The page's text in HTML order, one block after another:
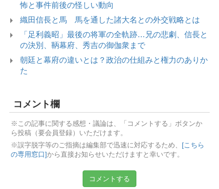
怖と事件前後の怪しい動向
織田信長と馬 馬を通した諸大名との外交戦略とは
「足利義昭」最後の将軍の全軌跡…兄の悲劇、信長と
の決別、鞆幕府、秀吉の御伽衆まで
朝廷と幕府の違いとは？政治の仕組みと権力のありか
た
コメント欄
※この記事に関する感想・議論は、「コメントする」ボタンか
ら投稿（要会員登録）いただけます。
※誤字脱字等のご指摘は編集部で迅速に対応するため、
[こちら
の専用窓口]から直接お知らせいただけますと幸いです。
コメントする